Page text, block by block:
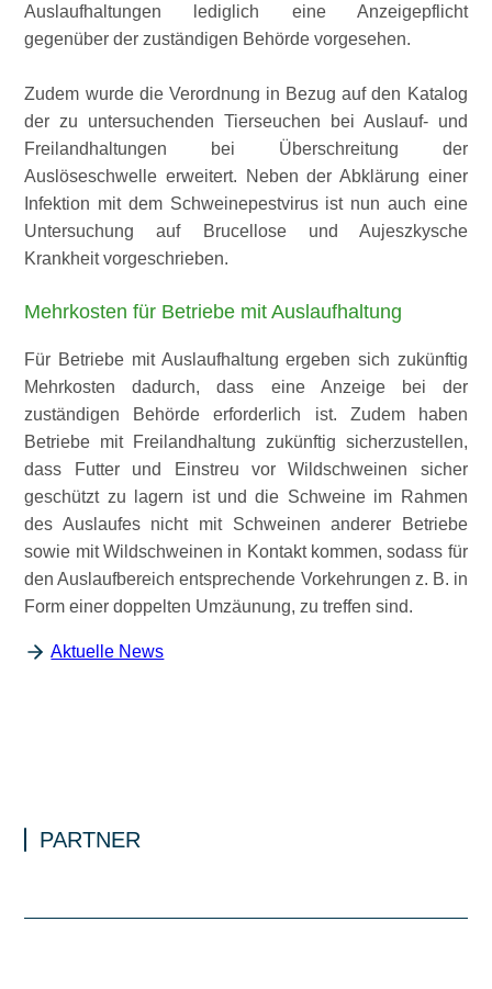
Auslaufhaltungen lediglich eine Anzeigepflicht
gegenüber der zuständigen Behörde vorgesehen.
Zudem wurde die Verordnung in Bezug auf den Katalog
der zu untersuchenden Tierseuchen bei Auslauf- und
Freilandhaltungen bei Überschreitung der
Auslöseschwelle erweitert. Neben der Abklärung einer
Infektion mit dem Schweinepestvirus ist nun auch eine
Untersuchung auf Brucellose und Aujeszkysche
Krankheit vorgeschrieben.
Mehrkosten für Betriebe mit Auslaufhaltung
Für Betriebe mit Auslaufhaltung ergeben sich zukünftig
Mehrkosten dadurch, dass eine Anzeige bei der
zuständigen Behörde erforderlich ist. Zudem haben
Betriebe mit Freilandhaltung zukünftig sicherzustellen,
dass Futter und Einstreu vor Wildschweinen sicher
geschützt zu lagern ist und die Schweine im Rahmen
des Auslaufes nicht mit Schweinen anderer Betriebe
sowie mit Wildschweinen in Kontakt kommen, sodass für
den Auslaufbereich entsprechende Vorkehrungen z. B. in
Form einer doppelten Umzäunung, zu treffen sind.
Aktuelle News
PARTNER